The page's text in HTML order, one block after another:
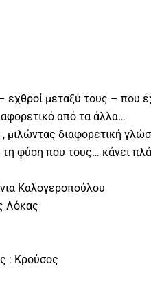
εχθροί μεταξύ τους – που
από τα άλλα…
διαφορετική
φύση που τους… κάνει
Καλογεροπούλου
Λόκας
: Κρούσος